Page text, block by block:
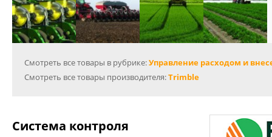
Смотреть все товары в рубрике:Управление расходом и
Смотреть все товары производителя:Trimble
Система контроля